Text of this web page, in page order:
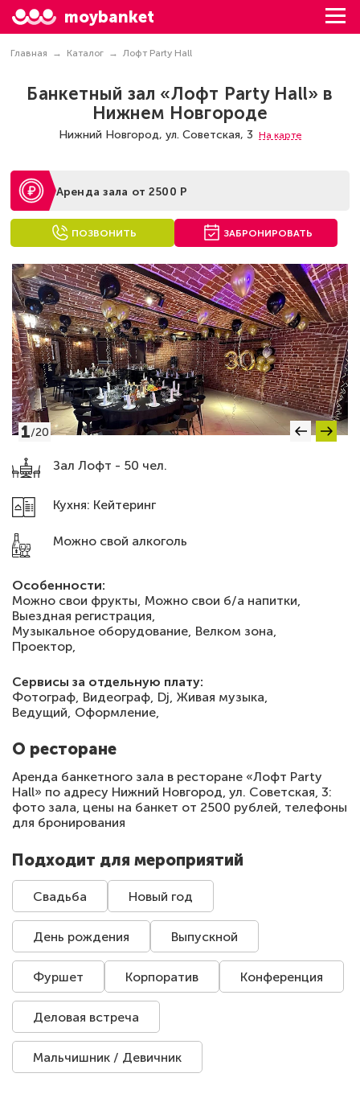
moybanket
Главная Каталог Лофт Party Hall
Банкетный зал «Лофт Party Hall» в
Нижнем Новгороде
Нижний Новгород, ул. Советская, 3 На карте
Аренда зала от 2500 Р
ПОЗВОНИТЬ ЗАБРОНИРОВАТЬ
Зал Лофт - 50 чел.
Кухня: Кейтеринг
Можно свой алкоголь
Особенности:
Можно свои фрукты, Можно свои б/а напитки,
Выездная регистрация,
Музыкальное оборудование, Велком зона,
Проектор,
Сервисы за отдельную плату:
Фотограф, Видеограф, Dj, Живая музыка,
Ведущий, Оформление,
1/20
О ресторане
Аренда банкетного зала в ресторане «Лофт Party
Hall» по адресу Нижний Новгород, ул. Советская, 3:
фото зала, цены на банкет от 2500 рублей, телефоны
для бронирования
Подходит для мероприятий
Свадьба Новый год
День рождения Выпускной
Фуршет Корпоратив Конференция
Деловая встреча
Мальчишник / Девичник